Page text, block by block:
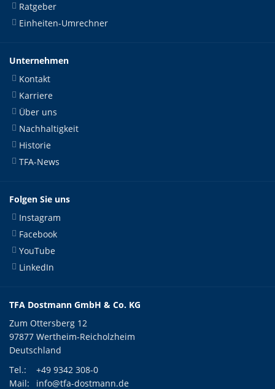
Ratgeber
Einheiten-Umrechner
Unternehmen
Kontakt
Karriere
Über uns
Nachhaltigkeit
Historie
TFA-News
Folgen Sie uns
Instagram
Facebook
YouTube
LinkedIn
TFA Dostmann GmbH & Co. KG
Zum Ottersberg 12
97877 Wertheim-Reicholzheim
Deutschland
Tel.:
+49 9342 308-0
Mail:
info@tfa-dostmann.de